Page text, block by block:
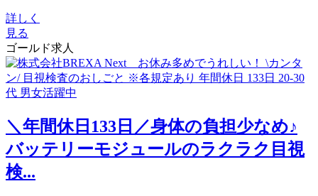
詳しく
見る
ゴールド求人
＼年間休日133日／身体の負担少なめ♪
バッテリーモジュールのラクラク目視
検...